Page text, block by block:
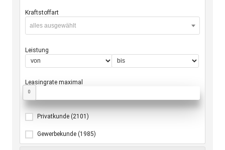
Kraftstoffart
alles ausgewählt
Leistung
Leasingrate maximal
0
Privatkunde (2101)
Gewerbekunde (1985)